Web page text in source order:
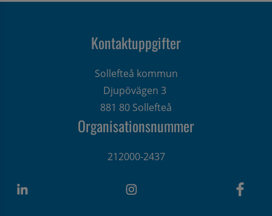
Kontaktuppgifter
Sollefteå kommun
Djupövägen 3
881 80 Sollefteå
Organisationsnummer
212000-2437